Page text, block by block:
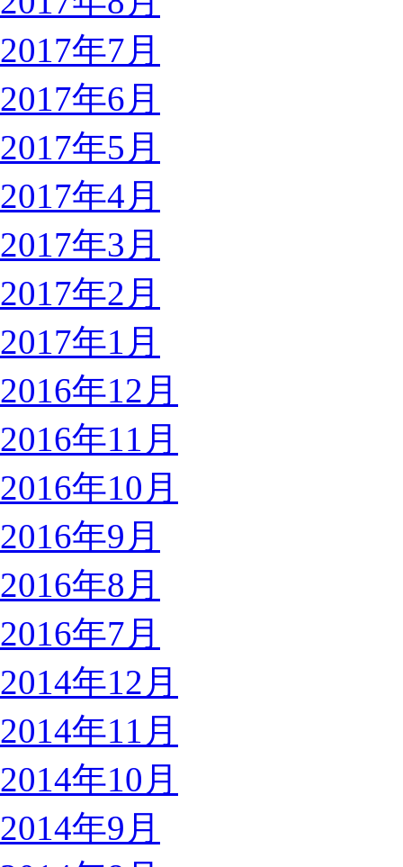
2017年7月
2017年6月
2017年5月
2017年4月
2017年3月
2017年2月
2017年1月
2016年12月
2016年11月
2016年10月
2016年9月
2016年8月
2016年7月
2014年12月
2014年11月
2014年10月
2014年9月